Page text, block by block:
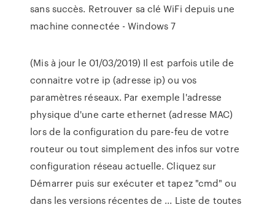
sans succès. Retrouver sa clé WiFi depuis une
machine connectée - Windows 7
(Mis à jour le 01/03/2019) Il est parfois utile de
connaitre votre ip (adresse ip) ou vos
paramètres réseaux. Par exemple l'adresse
physique d'une carte ethernet (adresse MAC)
lors de la configuration du pare-feu de votre
routeur ou tout simplement des infos sur votre
configuration réseau actuelle. Cliquez sur
Démarrer puis sur exécuter et tapez "cmd" ou
dans les versions récentes de ... Liste de toutes